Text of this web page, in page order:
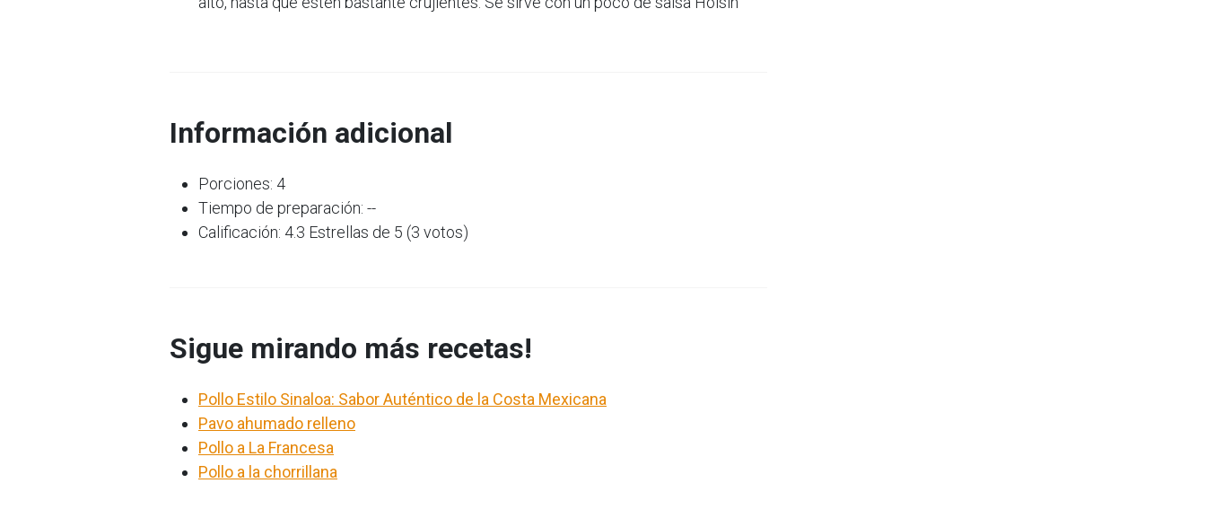
Información adicional
Porciones: 4
Tiempo de preparación: --
Calificación: 4.3 Estrellas de 5 (3 votos)
Sigue mirando más recetas!
Pollo Estilo Sinaloa: Sabor Auténtico de la Costa Mexicana
Pavo ahumado relleno
Pollo a La Francesa
Pollo a la chorrillana